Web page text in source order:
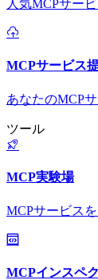
人気MCPサー
MCPサービス
あなたのMCP
ツール
MCP実験場
MCPサービス
MCPインスペ